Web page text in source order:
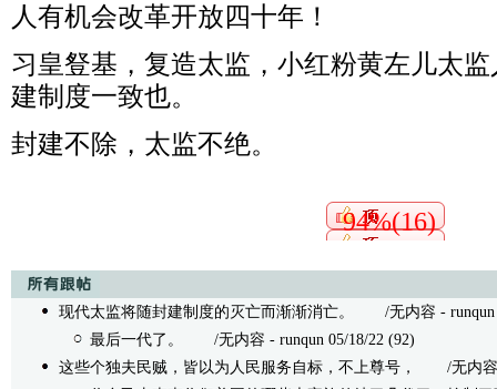
人有机会改革开放四十年！
习皇豋基，复造太监，小红粉黄左儿太
建制度一致也。
封建不除，太监不绝。
94%(16)
现代太监将随封建制度的灭亡而渐渐消亡。
/无内容 - runqun
最后一代了。
/无内容 - runqun 05/18/22 (92)
这些个独夫民贼，皆以为人民服务自标，不上尊号，
/无内容 -